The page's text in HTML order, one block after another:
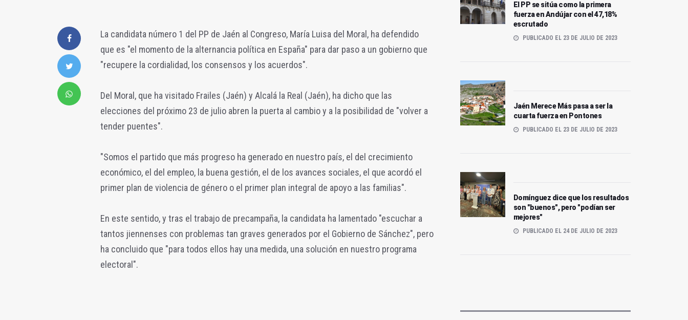
La candidata número 1 del PP de Jaén al Congreso, María Luisa del Moral, ha defendido
que es "el momento de la alternancia política en España" para dar paso a un gobierno que
"recupere la cordialidad, los consensos y los acuerdos".
Del Moral, que ha visitado Frailes (Jaén) y Alcalá la Real (Jaén), ha dicho que las
elecciones del próximo 23 de julio abren la puerta al cambio y a la posibilidad de "volver a
tender puentes".
"Somos el partido que más progreso ha generado en nuestro país, el del crecimiento
económico, el del empleo, la buena gestión, el de los avances sociales, el que acordó el
primer plan de violencia de género o el primer plan integral de apoyo a las familias".
En este sentido, y tras el trabajo de precampaña, la candidata ha lamentado "escuchar a
tantos jiennenses con problemas tan graves generados por el Gobierno de Sánchez", pero
ha concluido que "para todos ellos hay una medida, una solución en nuestro programa
electoral".
El PP se sitúa como la primera
fuerza en Andújar con el 47,18%
escrutado
PUBLICADO EL 23 DE JULIO DE 2023
Jaén Merece Más pasa a ser la
cuarta fuerza en Pontones
PUBLICADO EL 23 DE JULIO DE 2023
Domínguez dice que los resultados
son "buenos", pero "podían ser
mejores"
PUBLICADO EL 24 DE JULIO DE 2023